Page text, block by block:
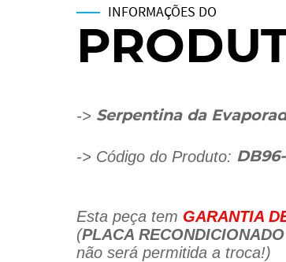
INFORMAÇÕES DO
-> Serpentina da
-> Código do Produto:
Esta peça tem GARANTIA
(PLACA
não será permitida a troca!)